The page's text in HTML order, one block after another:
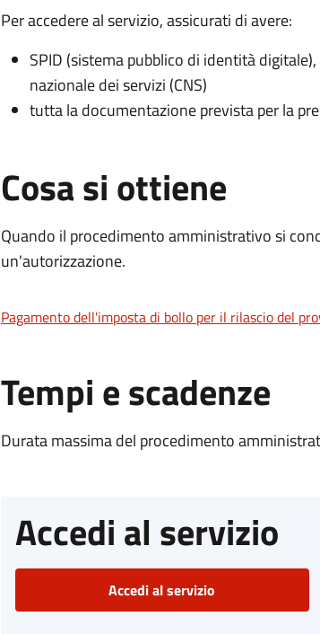
Per accedere al servizio, assicurati di avere:
SPID (sistema pubblico di identità
nazionale dei servizi (CNS)
tutta la documentazione prevista per la
Cosa si ottiene
Quando il procedimento amministrativo si
un'autorizzazione.
Pagamento dell'imposta di bollo per il rilascio del
Tempi e scadenze
Durata massima del procedimento
Accedi al servizio
Accedi al servizio